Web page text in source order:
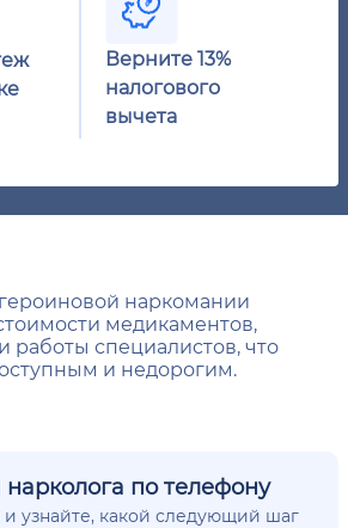
Верните 13%
налогового
вычета
наркомании
медикаментов,
работы специалистов, что
и недорогим.
нарколога по телефону
узнайте, какой следующий шаг